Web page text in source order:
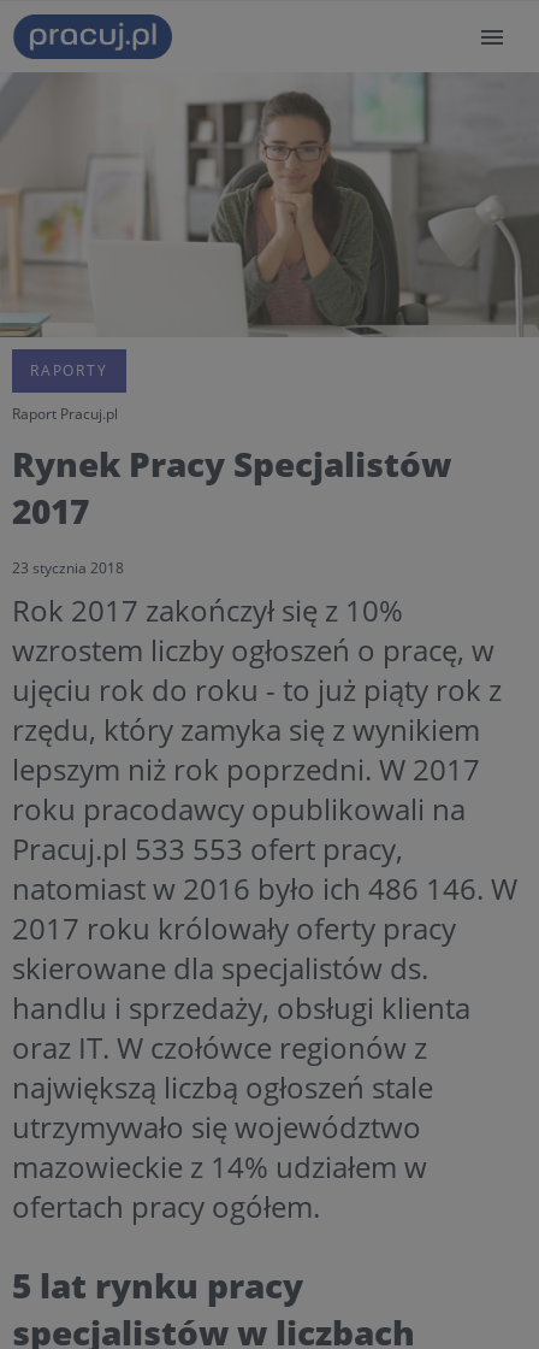
RAPORTY
Raport Pracuj.pl
Rynek Pracy Specjalistów
2017
23 stycznia 2018
Rok 2017 zakończył się z 10%
wzrostem liczby ogłoszeń o pracę, w
ujęciu rok do roku - to już piąty rok z
rzędu, który zamyka się z wynikiem
lepszym niż rok poprzedni. W 2017
roku pracodawcy opublikowali na
Pracuj.pl 533 553 ofert pracy,
natomiast w 2016 było ich 486 146. W
2017 roku królowały oferty pracy
skierowane dla specjalistów ds.
handlu i sprzedaży, obsługi klienta
oraz IT. W czołówce regionów z
największą liczbą ogłoszeń stale
utrzymywało się województwo
mazowieckie z 14% udziałem w
ofertach pracy ogółem.
5 lat rynku pracy
specjalistów w liczbach